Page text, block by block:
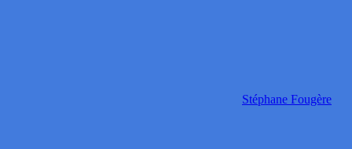
Stéphane Fougère